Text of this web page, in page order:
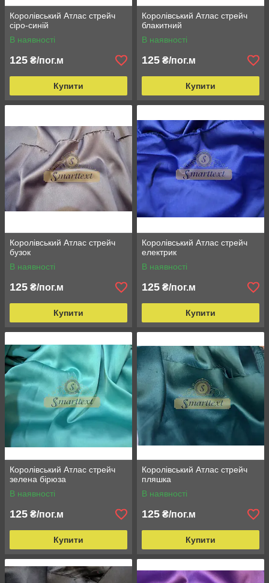
Королівський Атлас стрейч
сіро-синій
В наявності
125 ₴/пог.м
Купити
Королівський Атлас стрейч
блакитний
В наявності
125 ₴/пог.м
Купити
Королівський Атлас стрейч
бузок
В наявності
125 ₴/пог.м
Купити
Королівський Атлас стрейч
електрик
В наявності
125 ₴/пог.м
Купити
Королівський Атлас стрейч
зелена бірюза
В наявності
125 ₴/пог.м
Купити
Королівський Атлас стрейч
пляшка
В наявності
125 ₴/пог.м
Купити